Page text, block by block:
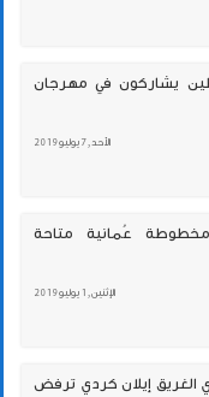
يشاركون في مهرجان
الأحد , 7 يوليو 2019
من 4000 مخطوطة عُمانية متاحة
الإثنين , 1 يوليو 2019
الغريق إيلان كردي ترفض